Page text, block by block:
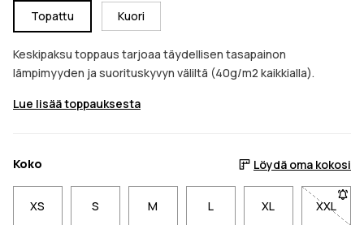
Topattu Kuori
Keskipaksu toppaus tarjoaa täydellisen tasapainon
lämpimyyden ja suorituskyvyn väliltä (40g/m2 kaikkialla).
Lue lisää toppauksesta
Koko Löydä oma kokosi
XS S M L XL XXL- Koko